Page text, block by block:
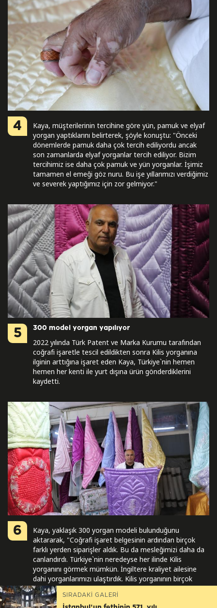
4
Kaya, müşterilerinin tercihine göre yün, pamuk ve elyaf
yorgan yaptıklarını belirterek, şöyle konuştu: "Önceki
dönemlerde pamuk daha çok tercih ediliyordu ancak
son zamanlarda elyaf yorganlar tercih ediliyor. Bizim
tercihimiz ise daha çok pamuk ve yün yorganlar. İşimiz
tamamen el emeği göz nuru. Bu işe yıllarımızı verdiğimiz
ve severek yaptığımız için zor gelmiyor."
5 300 model yorgan yapılıyor
2022 yılında Türk Patent ve Marka Kurumu tarafından
coğrafi işaretle tescil edildikten sonra Kilis yorganına
ilginin arttığına işaret eden Kaya, Türkiye`nin hemen
hemen her kenti ile yurt dışına ürün gönderdiklerini
kaydetti.
6
Kaya, yaklaşık 300 yorgan modeli bulunduğunu
aktararak, "Coğrafi işaret belgesinin ardından birçok
farklı yerden siparişler aldık. Bu da mesleğimizi daha da
canlandırdı. Türkiye`nin neredeyse her ilinde Kilis
yorganını görmek mümkün. İngiltere kraliyet ailesine
dahi yorganlarımızı ulaştırdık. Kilis yorganının birçok
Avrupa ülkesinde duvarlarda halı olarak sergilendiğini
gördük." ifadelerini kullandı.
SIRADAKİ GALERİ